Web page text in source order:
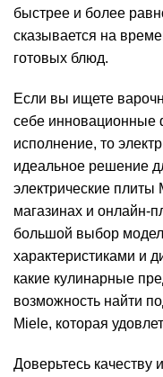
быстрее и более
сказывается на
готовых блюд.
Если вы ищете
себе инновационные
исполнение, то
идеальное решение
электрические
магазинах и онлайн-
большой выбор
характеристиками и
какие кулинарные
возможность найти
Miele, которая
Доверьтесь качеству